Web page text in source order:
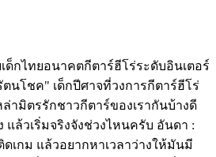
ด็กไทยอนาคตกีตาร์ฮีโร่ระดับอินเตอร์
นโชค" เด็กปีศาจที่วงการกีตาร์ฮีโร่
ามิตรรักชาวกีตาร์ของเรากันบ้างดี
แล้วเริ่มจริงจังช่วงไหนครับ อันดา :
ดเกม แล้วอยากหาเวลาว่างให้มันมี